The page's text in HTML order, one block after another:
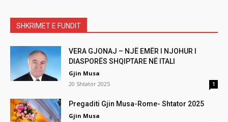
SHKRIMET E FUNDIT
VERA GJONAJ – NJË EMËR I NJOHUR I
DIASPORËS SHQIPTARE NË ITALI
Gjin Musa
20 Shtator 2025
1
Pregaditi Gjin Musa-Rome- Shtator 2025
Gjin Musa